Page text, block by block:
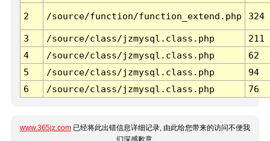
2 /source/function/function_extend.php 324
3 /source/class/jzmysql.class.php
211
4
/source/class/jzmysql.class.php
62
5
/source/class/jzmysql.class.php
94
6
/source/class/jzmysql.class.php 76
www.365jz.com 已经将此出错信息详细记录, 由此给您带来的访问不便我